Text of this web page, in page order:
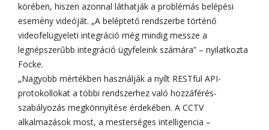
körében, hiszen azonnal láthatják a problémás belépési
esemény videóját. „A beléptető rendszerbe történő
videofelügyeleti integráció még mindig messze a
legnépszerűbb integráció ügyfeleink számára” – nyilatkozta
Focke.
„Nagyobb mértékben használják a nyílt RESTful API-
protokollokat a többi rendszerhez való hozzáférés-
szabályozás megkönnyítése érdekében. A CCTV
alkalmazások most, a mesterséges intelligencia –